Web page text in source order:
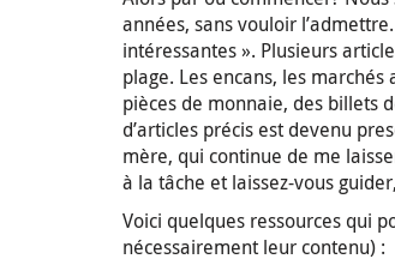
années, sans vouloir
intéressantes ». Plusieurs
plage. Les encans, les
pièces de monnaie, des billets
d’articles précis est devenu
mère, qui continue de me
à la tâche et laissez-vous
Voici quelques ressources qui
nécessairement leur contenu) :